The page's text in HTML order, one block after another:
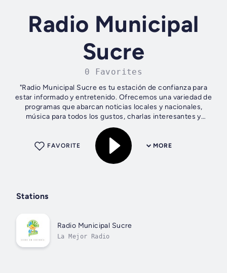
Radio Municipal
Sucre
0 Favorites
"Radio Municipal Sucre es tu estación de confianza para
estar informado y entretenido. Ofrecemos una variedad de
programas que abarcan noticias locales y nacionales,
música para todos los gustos, charlas interesantes y
MORE
FAVORITE
Stations
Radio Municipal Sucre
La Mejor Radio